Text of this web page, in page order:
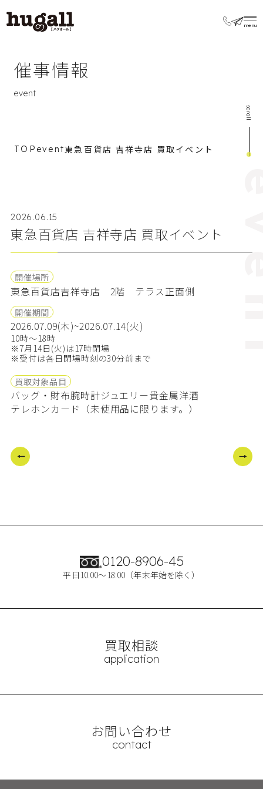
催事情報
event
scroll
TOP event東急百貨店 吉祥寺店 買取イベント
2026.06.15
東急百貨店 吉祥寺店 買取イベント
開催場所
東急百貨店吉祥寺店 2階 テラス正面側
開催期間
2026.07.09(木)~2026.07.14(火)
10時～18時
※7月14日(火)は17時閉場
※受付は各日閉場時刻の30分前まで
買取対象品目
バッグ・財布腕時計ジュエリー貴金属洋酒
テレホンカード（未使用品に限ります。）
0120-8906-45
平日10:00～18:00（年末年始を除く）
買取相談
application
お問い合わせ
contact